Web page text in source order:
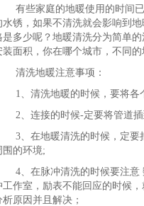
有些家庭的地暖使用的时间
水锈，如果不清洗就会影响到
是多少呢？地暖清洗分为简单
装面积，你在哪个城市，不同的
清洗地暖注意事项：
1、清洗地暖的时候，要将各
2、连接的时候-定要将管道
3、在地暖清洗的时候，定
围的环境;
4、在脉冲清洗的时候要注
工作室，励表不能回应的时候
析原因并且解决；